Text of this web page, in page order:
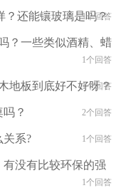
？还能镶玻璃是吗？
1个回答
？一些类似酒精、蜡
1个回答
地板到底好不好呀？
1个回答
？ 2个回答
关系? 1个回答
没有比较环保的强
1个回答